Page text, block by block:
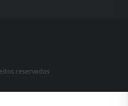
reservados